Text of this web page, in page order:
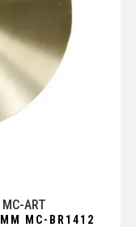
MC-ART
MC-BR1412